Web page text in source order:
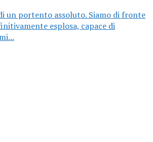
un portento assoluto. Siamo di fronte
esplosa, capace di